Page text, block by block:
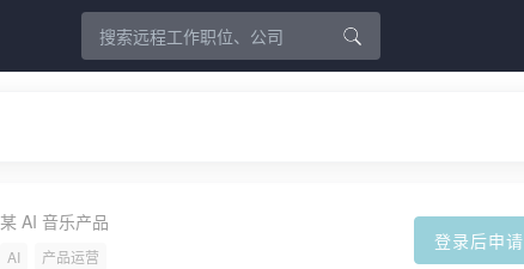
某 AI 音乐产品
AI 产品运营
登录后申请